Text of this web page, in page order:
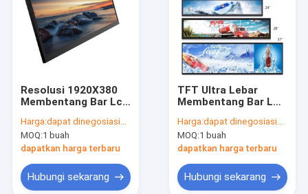
Resolusi 1920X380
Membentang Bar Lcd
untuk iklan
Harga:dapat dinegosiasikan
MOQ:1 buah
dapatkan harga terbaru
Hubungi sekarang
TFT Ultra Lebar
Membentang Bar LCD
1920X162
Harga:dapat dinegosiasikan
MOQ:1 buah
dapatkan harga terbaru
Hubungi sekarang